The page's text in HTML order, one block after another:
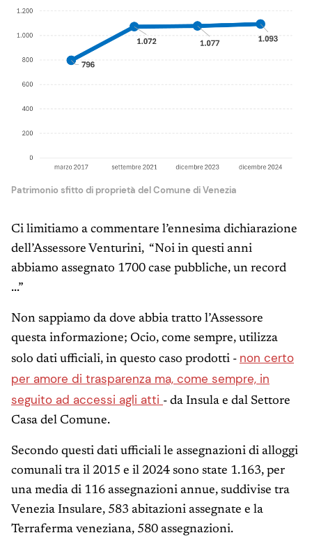
Patrimonio sfitto di proprietà del Comune di Venezia
Ci limitiamo a commentare l’ennesima dichiarazione
dell’Assessore Venturini, “Noi in questi anni
abbiamo assegnato 1700 case pubbliche, un record
...”
Non sappiamo da dove abbia tratto l’Assessore
questa informazione; Ocio, come sempre, utilizza
solo dati ufficiali, in questo caso prodotti - non certo
per amore di trasparenza ma, come sempre, in
seguito ad accessi agli atti - da Insula e dal Settore
Casa del Comune.
Secondo questi dati ufficiali le assegnazioni di alloggi
comunali tra il 2015 e il 2024 sono state 1.163, per
una media di 116 assegnazioni annue, suddivise tra
Venezia Insulare, 583 abitazioni assegnate e la
Terraferma veneziana, 580 assegnazioni.